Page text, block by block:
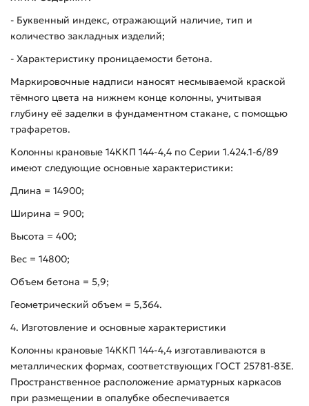
- Буквенный индекс, отражающий наличие, тип и
количество закладных изделий;
- Характеристику проницаемости бетона.
Маркировочные надписи наносят несмываемой краской
тёмного цвета на нижнем конце колонны, учитывая
глубину её заделки в фундаментном стакане, с помощью
трафаретов.
Колонны крановые 14ККП 144-4,4 по Серии 1.424.1-6/89
имеют следующие основные характеристики:
Длина = 14900;
Ширина = 900;
Высота = 400;
Вес = 14800;
Объем бетона = 5,9;
Геометрический объем = 5,364.
4. Изготовление и основные характеристики
Колонны крановые 14ККП 144-4,4 изготавливаются в
металлических формах, соответствующих ГОСТ 25781-83Е.
Пространственное расположение арматурных каркасов
при размещении в опалубке обеспечивается